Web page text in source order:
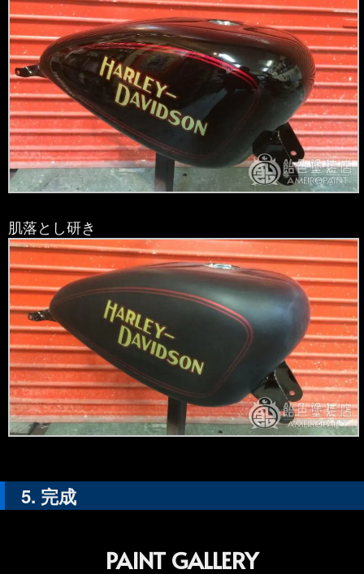
肌落とし研き
完成
PAINT GALLERY